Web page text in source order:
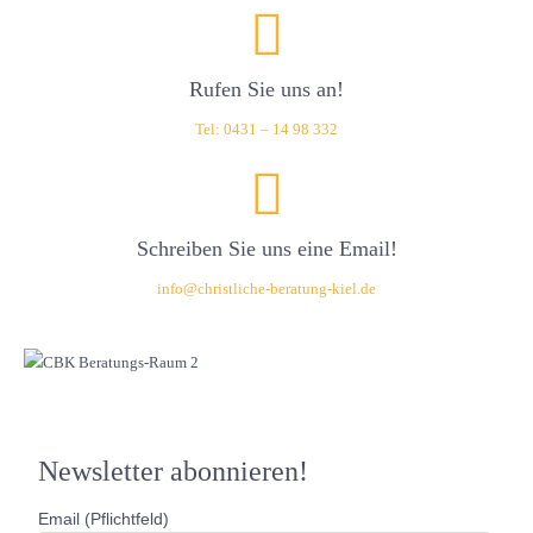
Rufen Sie uns an!
Tel: 0431 – 14 98 332
Schreiben Sie uns eine Email!
info@christliche-beratung-kiel.de
Newsletter abonnieren!
Email (Pflichtfeld)